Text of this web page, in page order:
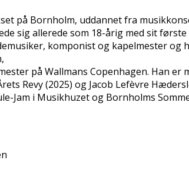
på Bornholm, uddannet fra
sig allerede som 18-årig med sit
komponist og kapelmester og
på Wallmans Copenhagen. Han er
Revy (2025) og Jacob Lefèvre
Jam i Musikhuzet og Bornholms